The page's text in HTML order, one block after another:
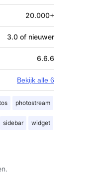
20.000+
3.0 of nieuwer
6.6.6
Bekijk alle 6
photostream
sidebar widget